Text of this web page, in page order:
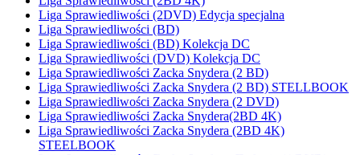
Liga Sprawiedliwości (2DVD) Edycja specjalna
Liga Sprawiedliwości (BD)
Liga Sprawiedliwości (BD) Kolekcja DC
Liga Sprawiedliwości (DVD) Kolekcja DC
Liga Sprawiedliwości Zacka Snydera (2 BD)
Liga Sprawiedliwości Zacka Snydera (2 BD) STELLBOOK
Liga Sprawiedliwości Zacka Snydera (2 DVD)
Liga Sprawiedliwości Zacka Snydera(2BD 4K)
Liga Sprawiedliwości Zacka Snydera (2BD 4K)
STEELBOOK